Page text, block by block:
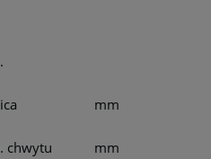
mm
chwytu mm